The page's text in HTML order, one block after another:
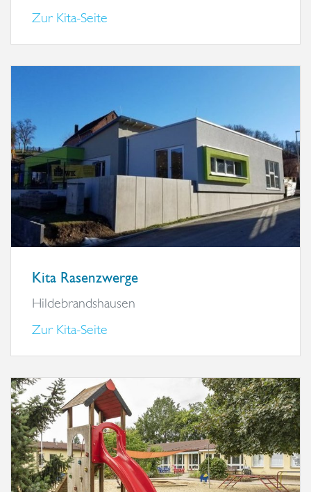
Zur Kita-Seite
Kita Rasenzwerge
Hildebrandshausen
Zur Kita-Seite